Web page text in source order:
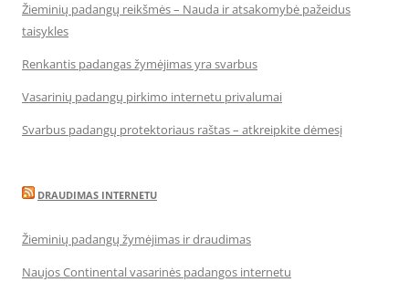
Žieminių padangų reikšmės – Nauda ir atsakomybė pažeidus
taisykles
Renkantis padangas žymėjimas yra svarbus
Vasarinių padangų pirkimo internetu privalumai
Svarbus padangų protektoriaus raštas – atkreipkite dėmesį
DRAUDIMAS INTERNETU
Žieminių padangų žymėjimas ir draudimas
Naujos Continental vasarinės padangos internetu